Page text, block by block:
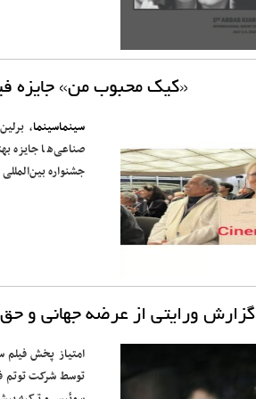
«کیک محبوب من» جایزه
سینماسینما،
صناعی‌ها جایزه
جشنواره
گزارش ورایتی از عرضه جهانی و
امتیاز پخش
توسط شرکت توتم